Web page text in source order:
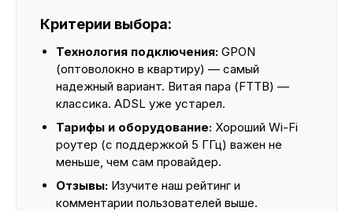
Критерии выбора:
Технология подключения: GPON
(оптоволокно в квартиру) — самый
надежный вариант. Витая пара (FTTB) —
классика. ADSL уже устарел.
Тарифы и оборудование: Хороший Wi-Fi
роутер (с поддержкой 5 ГГц) важен не
меньше, чем сам провайдер.
Отзывы: Изучите наш рейтинг и
комментарии пользователей выше.